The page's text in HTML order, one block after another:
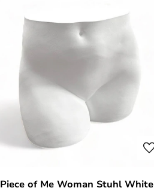
Piece of Me Woman Stuhl White